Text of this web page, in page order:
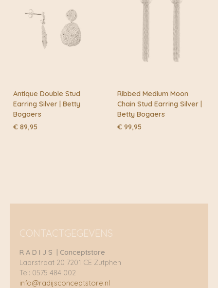
Antique Double Stud
Earring Silver | Betty
Bogaers
€ 89,95
Ribbed Medium Moon
Chain Stud Earring Silver |
Betty Bogaers
€ 99,95
CONTACTGEGEVENS
R A D I J S | Conceptstore
Laarstraat 20 7201 CE Zutphen
Tel: 0575 484 002
info@radijsconceptstore.nl